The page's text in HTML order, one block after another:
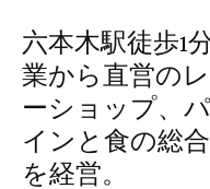
六本木駅徒歩1
業から直営の
ーショップ、
インと食の総
を経営。